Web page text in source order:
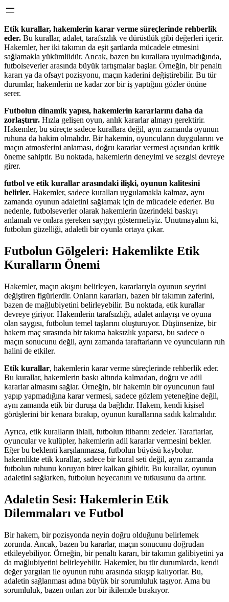
Etik kurallar, hakemlerin karar verme süreçlerinde rehberlik
eder. Bu kurallar, adalet, tarafsızlık ve dürüstlük gibi değerleri içerir.
Hakemler, her iki takımın da eşit şartlarda mücadele etmesini
sağlamakla yükümlüdür. Ancak, bazen bu kurallara uyulmadığında,
futbolseverler arasında büyük tartışmalar başlar. Örneğin, bir penaltı
kararı ya da ofsayt pozisyonu, maçın kaderini değiştirebilir. Bu tür
durumlar, hakemlerin ne kadar zor bir iş yaptığını gözler önüne
serer.
Futbolun dinamik yapısı, hakemlerin kararlarını daha da
zorlaştırır. Hızla gelişen oyun, anlık kararlar almayı gerektirir.
Hakemler, bu süreçte sadece kurallara değil, aynı zamanda oyunun
ruhuna da hakim olmalıdır. Bir hakemin, oyuncuların duygularını ve
maçın atmosferini anlaması, doğru kararlar vermesi açısından kritik
öneme sahiptir. Bu noktada, hakemlerin deneyimi ve sezgisi devreye
girer.
futbol ve etik kurallar arasındaki ilişki, oyunun kalitesini
belirler. Hakemler, sadece kuralları uygulamakla kalmaz, aynı
zamanda oyunun adaletini sağlamak için de mücadele ederler. Bu
nedenle, futbolseverler olarak hakemlerin üzerindeki baskıyı
anlamalı ve onlara gereken saygıyı göstermeliyiz. Unutmayalım ki,
futbolun güzelliği, adaletli bir oyunla ortaya çıkar.
Futbolun Gölgeleri: Hakemlikte Etik
Kuralların Önemi
Hakemler, maçın akışını belirleyen, kararlarıyla oyunun seyrini
değiştiren figürlerdir. Onların kararları, bazen bir takımın zaferini,
bazen de mağlubiyetini belirleyebilir. Bu noktada, etik kurallar
devreye giriyor. Hakemlerin tarafsızlığı, adalet anlayışı ve oyuna
olan saygısı, futbolun temel taşlarını oluşturuyor. Düşünsenize, bir
hakem maç sırasında bir takıma haksızlık yaparsa, bu sadece o
maçın sonucunu değil, aynı zamanda taraftarların ve oyuncuların ruh
halini de etkiler.
Etik kurallar, hakemlerin karar verme süreçlerinde rehberlik eder.
Bu kurallar, hakemlerin baskı altında kalmadan, doğru ve adil
kararlar almasını sağlar. Örneğin, bir hakemin bir oyuncunun faul
yapıp yapmadığına karar vermesi, sadece gözlem yeteneğine değil,
aynı zamanda etik bir duruşa da bağlıdır. Hakem, kendi kişisel
görüşlerini bir kenara bırakıp, oyunun kurallarına sadık kalmalıdır.
Ayrıca, etik kuralların ihlali, futbolun itibarını zedeler. Taraftarlar,
oyuncular ve kulüpler, hakemlerin adil kararlar vermesini bekler.
Eğer bu beklenti karşılanmazsa, futbolun büyüsü kaybolur.
hakemlikte etik kurallar, sadece bir kural seti değil, aynı zamanda
futbolun ruhunu koruyan birer kalkan gibidir. Bu kurallar, oyunun
adaletini sağlarken, futbolun heyecanını ve tutkusunu da artırır.
Adaletin Sesi: Hakemlerin Etik
Dilemmaları ve Futbol
Bir hakem, bir pozisyonda neyin doğru olduğunu belirlemek
zorunda. Ancak, bazen bu kararlar, maçın sonucunu doğrudan
etkileyebiliyor. Örneğin, bir penaltı kararı, bir takımın galibiyetini ya
da mağlubiyetini belirleyebilir. Hakemler, bu tür durumlarda, kendi
değer yargıları ile oyunun ruhu arasında sıkışıp kalıyorlar. Bu,
adaletin sağlanması adına büyük bir sorumluluk taşıyor. Ama bu
sorumluluk, bazen onları zor bir ikilemde bırakıyor.